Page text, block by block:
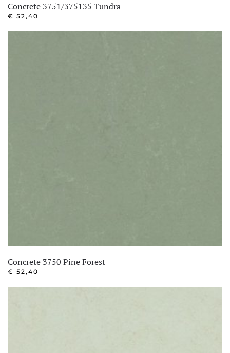
Concrete 3751/375135 Tundra
€ 52,40
Concrete 3750 Pine Forest
€ 52,40